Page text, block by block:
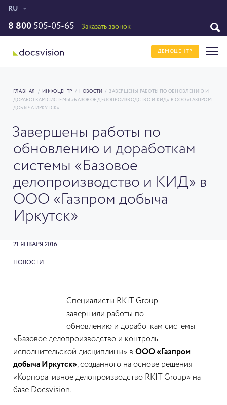
RU
8 800 505-05-65 Заказать звонок
ДЕМОЦЕНТР
ГЛАВНАЯ / ИНФОЦЕНТР / НОВОСТИ /
ЗАВЕРШЕНЫ РАБОТЫ ПО ОБНОВЛЕНИЮ И
ДОРАБОТКАМ СИСТЕМЫ «БАЗОВОЕ ДЕЛОПРОИЗВОДСТВО И КИД» В ООО «ГАЗПРОМ
ДОБЫЧА ИРКУТСК»
Завершены работы по
обновлению и доработкам
системы «Базовое
делопроизводство и КИД» в
ООО «Газпром добыча
Иркутск»
21 ЯНВАРЯ 2016
НОВОСТИ
Специалисты RKIT Group
завершили работы по
обновлению и доработкам системы
«Базовое делопроизводство и контроль
исполнительской дисциплины» в ООО «Газпром
добыча Иркутск», созданного на основе решения
«Корпоративное делопроизводство RKIT Group» на
базе Docsvision.